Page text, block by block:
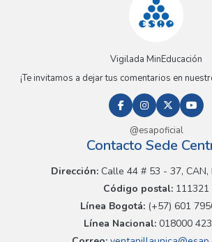
Vigilada MinEducación
¡Te invitamos a dejar tus comentarios en
@esapoficial
Contacto Sede
Dirección:Calle 44 # 53 - 37, CAN,
Código postal: 111321
Línea Bogotá:(+57) 601
Línea Nacional: 018000